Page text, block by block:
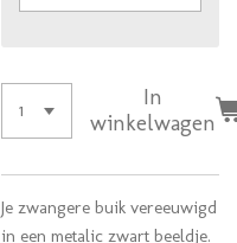
In
winkelwagen
Je zwangere buik vereeuwigd
in een metalic zwart beeldje.